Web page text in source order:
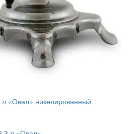
«Овал» никелированный